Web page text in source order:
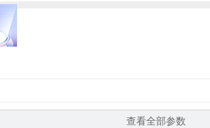
查看全部参数